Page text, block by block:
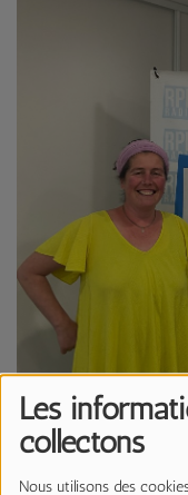
Les
collectons
Nous utilisons des